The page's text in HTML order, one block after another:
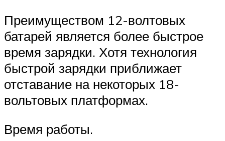
Преимуществом 12-волтовых
батарей является более быстрое
время зарядки. Хотя технология
быстрой зарядки приближает
отставание на некоторых 18-
вольтовых платформах.
Время работы.